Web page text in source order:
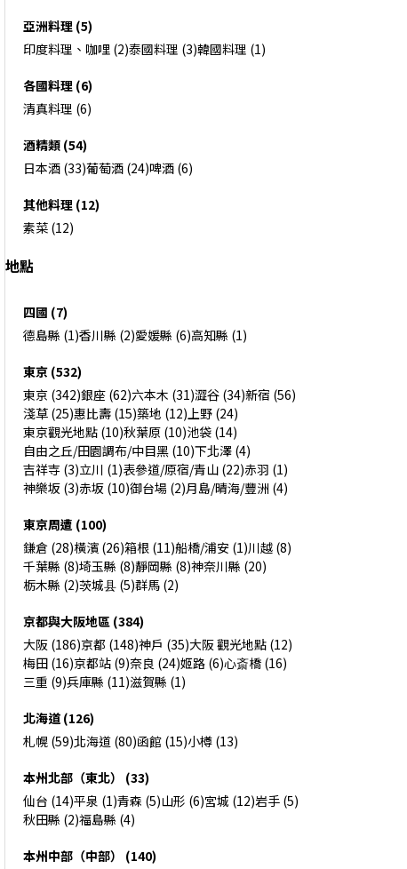
亞洲料理 (5)
印度料理、咖哩 (2)泰國料理 (3)韓國料理 (1)
各國料理 (6)
清真料理 (6)
酒精類 (54)
日本酒 (33)葡萄酒 (24)啤酒 (6)
其他料理 (12)
素菜 (12)
地點
四國 (7)
德島縣 (1)香川縣 (2)愛媛縣 (6)高知縣 (1)
東京 (532)
東京 (342)銀座 (62)六本木 (31)澀谷 (34)新宿 (56)
淺草 (25)惠比壽 (15)築地 (12)上野 (24)
東京觀光地點 (10)秋葉原 (10)池袋 (14)
自由之丘/田園調布/中目黑 (10)下北澤 (4)
吉祥寺 (3)立川 (1)表參道/原宿/青山 (22)赤羽 (1)
神樂坂 (3)赤坂 (10)御台場 (2)月島/晴海/豐洲 (4)
東京周遭 (100)
鎌倉 (28)橫濱 (26)箱根 (11)船橋/浦安 (1)川越 (8)
千葉縣 (8)埼玉縣 (8)靜岡縣 (8)神奈川縣 (20)
栃木縣 (2)茨城县 (5)群馬 (2)
京都與大阪地區 (384)
大阪 (186)京都 (148)神戶 (35)大阪 觀光地點 (12)
梅田 (16)京都站 (9)奈良 (24)姬路 (6)心斎橋 (16)
三重 (9)兵庫縣 (11)滋賀縣 (1)
北海道 (126)
札幌 (59)北海道 (80)函館 (15)小樽 (13)
本州北部（東北） (33)
仙台 (14)平泉 (1)青森 (5)山形 (6)宮城 (12)岩手 (5)
秋田縣 (2)福島縣 (4)
本州中部（中部） (140)